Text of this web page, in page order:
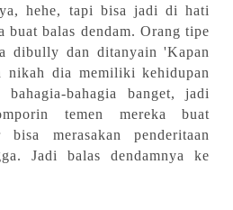
hehe, tapi bisa jadi di hati
buat balas dendam. Orang tipe
dibully dan ditanyain 'Kapan
nikah dia memiliki kehidupan
bahagia banget, jadi
temen mereka buat
merasakan penderitaan
Jadi balas dendamnya ke